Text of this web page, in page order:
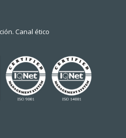
Canal ético